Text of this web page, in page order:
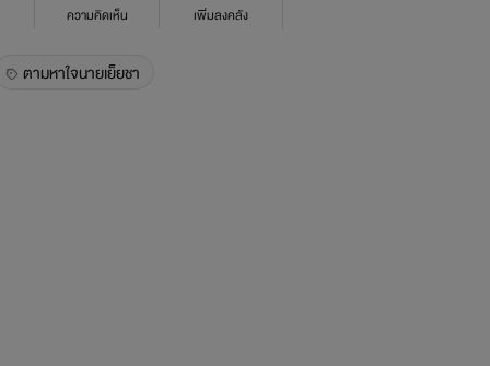
ความคิดเห็น เพิ่มลงคลัง
ตามหาใจนายเย็ยชา